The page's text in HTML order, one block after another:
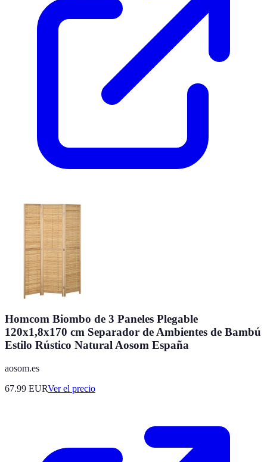
Homcom Biombo de 3 Paneles Plegable
120x1,8x170 cm Separador de Ambientes de Bambú
Estilo Rústico Natural Aosom España
aosom.es
67.99 EURVer el precio